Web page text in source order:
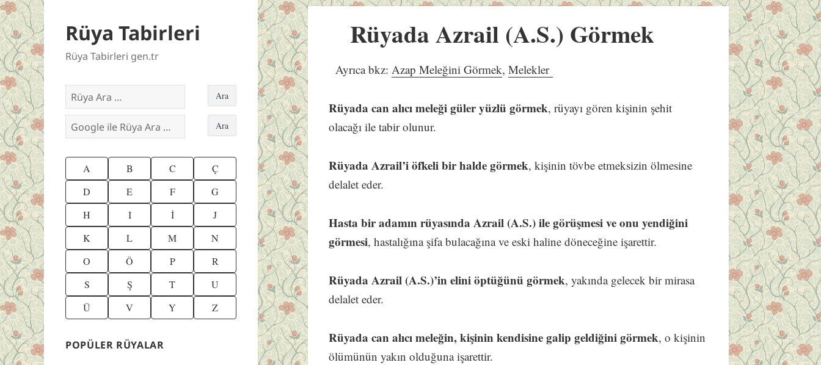
Rüya Tabirleri
Rüya Tabirleri gen.tr
A B C
Ç
D
E F
G
H
I İ
J
K
L M
N
O
Ö P
R
S
Ş T
U
Ü
V Y Z
POPÜLER RÜYALAR
Rüyada Azrail (A.S.) Görmek
Ayrıca bkz:Azap Meleğini Görmek,Melekler
Rüyada can alıcı meleği güler yüzlü görmek, rüyayı gören kişinin şehit
olacağı ile tabir olunur.
Rüyada Azrail’i öfkeli bir halde görmek, kişinin tövbe etmeksizin ölmesine
delalet eder.
Hasta bir adamın rüyasında Azrail (A.S.) ile görüşmesi ve onu yendiğini
görmesi, hastalığına şifa bulacağına ve eski haline döneceğine işarettir.
Rüyada Azrail (A.S.)’in elini öptüğünü görmek, yakında gelecek bir mirasa
delalet eder.
Rüyada can alıcı meleğin, kişinin kendisine galip geldiğini görmek, o kişinin
ölümünün yakın olduğuna işarettir.